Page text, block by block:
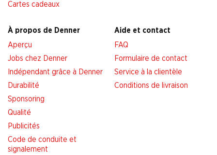
Cartes cadeaux
À propos de Denner
Aperçu
Jobs chez Denner
Indépendant grâce à Denner
Durabilité
Sponsoring
Qualité
Publicités
Code de conduite et
signalement
Aide et contact
FAQ
Formulaire de contact
Service à la clientèle
Conditions de livraison